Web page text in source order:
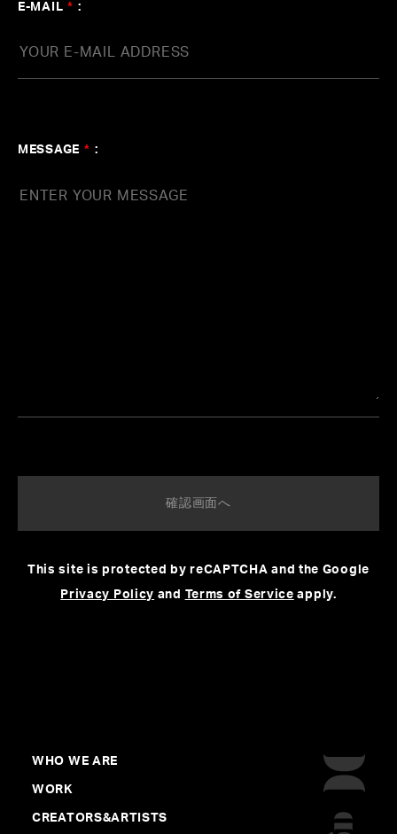
Synapples2.0は、モーションキャプチャ技術によって3
で反映させ、最新の映像技術による音楽ライブパフォー
マンスを実現させたヴァーチャルアーティストです。
2015年に、ヴァーチャルアーティスト＜Synapples2.0
『Synapples2.0 〜no border between sounds〜』を開
主催：agehasprings、D.N.ドリームパートナーズ（NTT
ドコモ / 日本テレビ）、博報堂DYメディアパートナーズ
E-MAIL * :
MESSAGE * :
This site is protected by reCAPTCHA and the Google
Privacy Policy and Terms of Service apply.
WHO WE ARE
WORK
CREATORS&ARTISTS